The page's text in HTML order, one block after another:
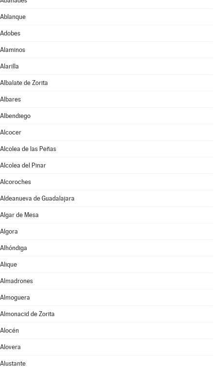
Ablanque
Adobes
Alaminos
Alarilla
Albalate de Zorita
Albares
Albendiego
Alcocer
Alcolea de las Peñas
Alcolea del Pinar
Alcoroches
Aldeanueva de Guadalajara
Algar de Mesa
Algora
Alhóndiga
Alique
Almadrones
Almoguera
Almonacid de Zorita
Alocén
Alovera
Alustante